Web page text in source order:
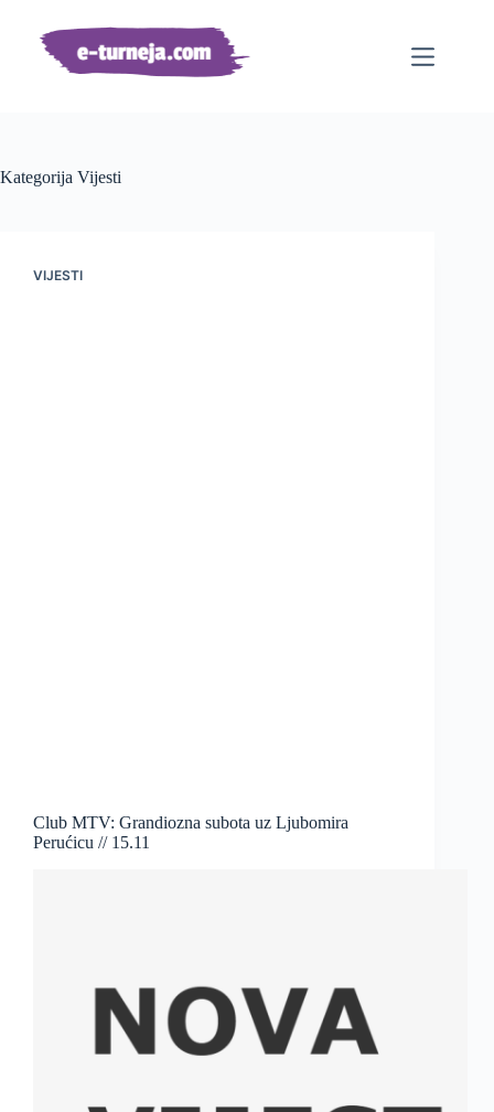
sadržaj
Kategorija Vijesti
VIJESTI
Club MTV: Grandiozna subota uz Ljubomira
Perućicu // 15.11